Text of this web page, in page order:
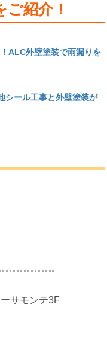
などして塗装が
紹介！
ALC外壁塗装で雨漏りを
シール工事と外壁塗装が
サモンテ3F